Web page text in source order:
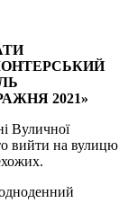
2021»
Вуличної
вийти на вулицю